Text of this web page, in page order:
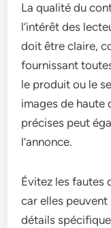
La qualité du
l’intérêt des
doit être claire,
fournissant
le produit ou le
images de haute
précises peut
l’annonce.
Évitez les fautes
car elles
détails